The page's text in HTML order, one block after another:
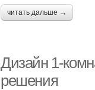
читать дальше →
Дизайн 1-
решения